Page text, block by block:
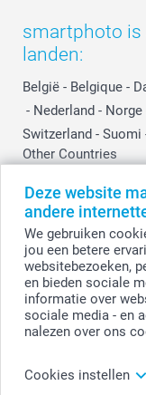
Deze website
andere
We gebruiken
jou een betere
websitebezoeken,
en bieden sociale
informatie over
sociale media - en
nalezen over ons
Cookies instellen
Personaliseer
smartphoto is
landen:
België - Belgique -
- Nederland - Norge
Switzerland - Suomi
Other Countries
© smartphoto
Alle prijzen zijn in